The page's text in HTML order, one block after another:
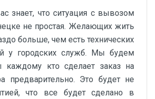
знает, что ситуация с вывозом
не простая. Желающих жить
больше, чем есть технических
у городских служб. Мы будем
каждому кто сделает заказ на
предварительно. Это будет не
что все будет сделано в